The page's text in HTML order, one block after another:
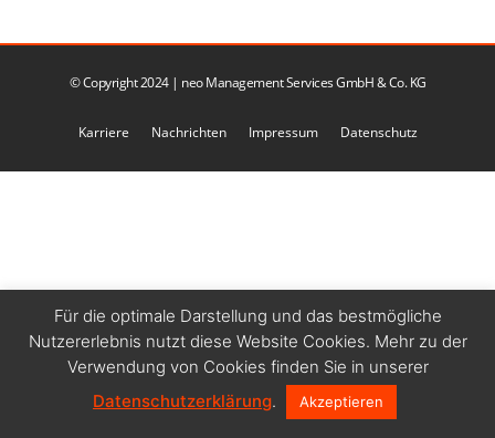
© Copyright 2024 | neo Management Services GmbH & Co. KG
Karriere Nachrichten Impressum Datenschutz
Für die optimale Darstellung und das bestmögliche
Nutzererlebnis nutzt diese Website Cookies. Mehr zu der
Verwendung von Cookies finden Sie in unserer
Datenschutzerklärung. Akzeptieren